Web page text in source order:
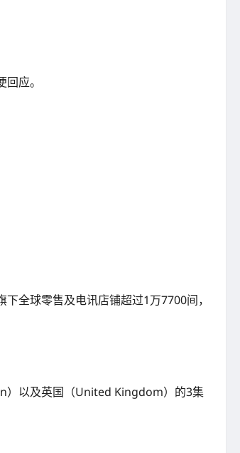
应。
全球零售及电讯店铺超过1万7700间，
）以及英国（United Kingdom）的3集